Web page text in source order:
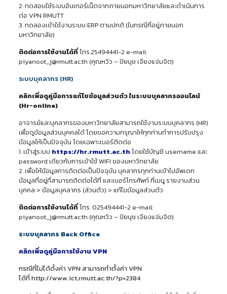
2. ทดสอบใช้ระบบอินเทอร์เน็ตจากภายนอกมหาวิทยาลัยและดำเนินการ
ต่อ VPN RMUTT
3. ทดลองเข้าใช้งานระบบ ERP ตามปกติ (ในกรณีที่อยู่ภายนอก
มหาวิทยาลัย)
ติดต่อการใช้งานได้ที่โทร.25494441-2 e-mail:
piyanoot_j@rmutt.ac.th (คุณหวิว – ปิยนุช เจียงแจ่มจิต)
ระบบบุคลากร (HR)
คลิกเพื่อดูคู่มือการแก้ไขข้อมูลส่วนตัว ในระบบบุคลากรออนไลน์
(Hr-online)
อาจารย์และบุคลากรของมหาวิทยาลัยสามารถใช้งานระบบบุคลากร (HR)
เพื่อดูข้อมูลส่วนบุคคลได้ โดยขอความกรุณาให้ทุกท่านทำการปรับปรุง
ข้อมูลให้เป็นปัจจุบัน โดยเฉพาะเบอร์ติดต่อ
1. เข้าสู่ระบบ https://hr.rmutt.ac.th โดยใช้บัญชี username และ
password เดียวกับการเข้าใช้ WIFI ของมหาวิทยาลัย
2. เพื่อให้ข้อมูลการติดต่อเป็นปัจจุบัน บุคลากรทุกท่านเข้าไปอัพเดท
ข้อมูลที่อยู่ที่สามารถติดต่อได้ที่ และเบอร์โทรศัพท์ ที่เมนู รายงานส่วน
บุคคล > ข้อมูลบุคลากร (ส่วนตัว) > แก้ไขข้อมูลส่วนตัว
ติดต่อการใช้งานได้ที่โทร. 025494441-2 e-mail:
piyanoot_j@rmutt.ac.th (คุณหวิว – ปิยนุช เจียงแจ่มจิต)
ระบบบุคลากร Back Office
คลิกเพื่อดูคู่มือการใช้งาน VPN
กรณีที่ไม่ได้ตั้งค่า VPN สามารถทำตั้งค่า VPN
ได้ที่http://www.ict.rmutt.ac.th/?p=2384